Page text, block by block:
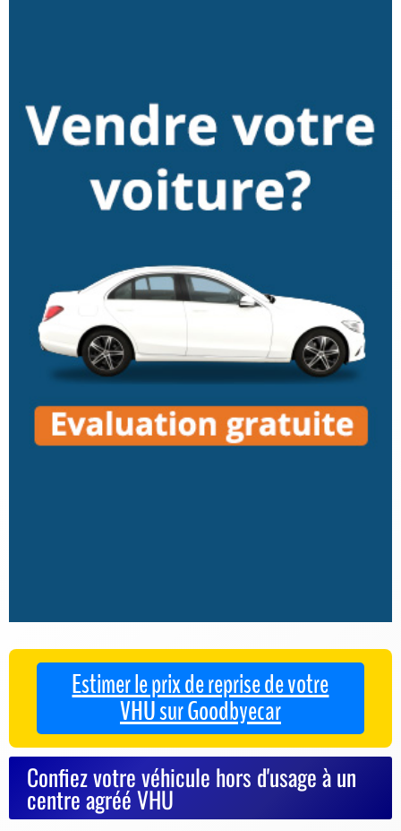
Estimer le prix de reprise de votre
VHU sur Goodbyecar
Confiez votre véhicule hors d'usage à un
centre agréé VHU